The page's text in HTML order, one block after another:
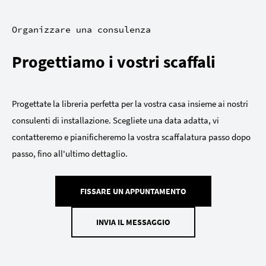
Organizzare una consulenza
Progettiamo i vostri scaffali
Progettate la libreria perfetta per la vostra casa insieme ai nostri
consulenti di installazione. Scegliete una data adatta, vi
contatteremo e pianificheremo la vostra scaffalatura passo dopo
passo, fino all'ultimo dettaglio.
FISSARE UN APPUNTAMENTO
INVIA IL MESSAGGIO